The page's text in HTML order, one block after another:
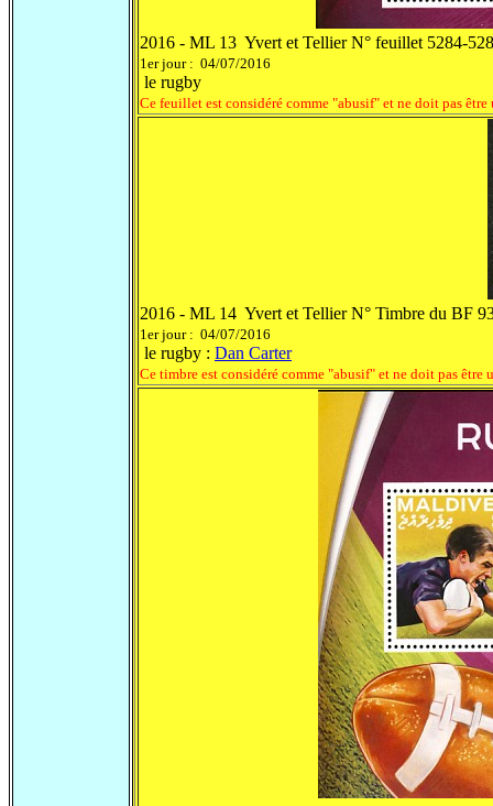
2016 - ML 13 Yvert et Tellier N° feuillet 5284-
1er jour : 04/07/2016
le rugby
Ce feuillet est considéré comme "abusif" et ne doit pas
2016 - ML 14 Yvert et Tellier N° Timbre du BF
1er jour : 04/07/2016
le rugby : Dan Carter
Ce timbre est considéré comme "abusif" et ne doit pas